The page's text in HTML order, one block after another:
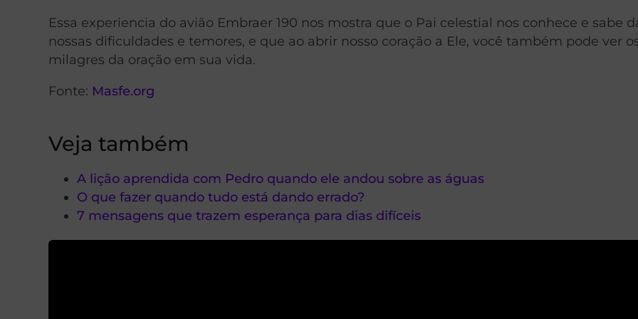
Essa experiencia do avião Embraer 190 nos mostra que o Pai celestial nos conhece e sabe
nossas dificuldades e temores, e que ao abrir nosso coração a Ele, você também pode ver
milagres da oração em sua vida.
Fonte: Masfe.org
Veja também
A lição aprendida com Pedro quando ele andou sobre as águas
O que fazer quando tudo está dando errado?
7 mensagens que trazem esperança para dias difíceis